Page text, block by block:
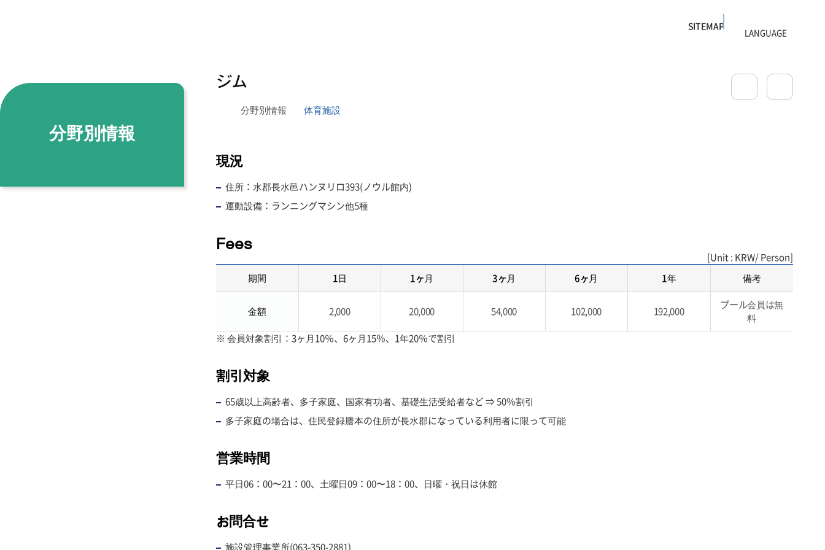
SITEMAP
分野別情報
ジム
分野別情報 体育施設
現況
住所：水郡長水邑ハンヌリロ393(ノウル館内)
運動設備：ランニングマシン他5種
Fees
[Unit : KRW/ Person]
期間
1日 1ヶ月 3ヶ月 6ヶ月 1年 備考
金額 2,000 20,000 54,000 102,000 192,000
プール会員は無
料
※ 会員対象割引：3ヶ月10％、6ヶ月15％、1年20％で割引
割引対象
65歳以上高齢者、多子家庭、国家有功者、基礎生活受給者など ⇒ 50％割引
多子家庭の場合は、住民登録謄本の住所が長水郡になっている利用者に限って可能
営業時間
平日06：00〜21：00、土曜日09：00〜18：00、日曜・祝日は休館
お問合せ
施設管理事業所(063-350-2881)